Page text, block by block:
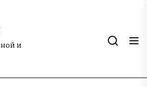
и